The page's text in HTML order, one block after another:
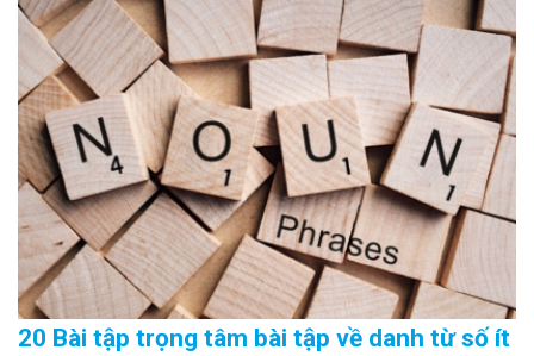
20 Bài tập trọng tâm bài tập về danh từ số ít